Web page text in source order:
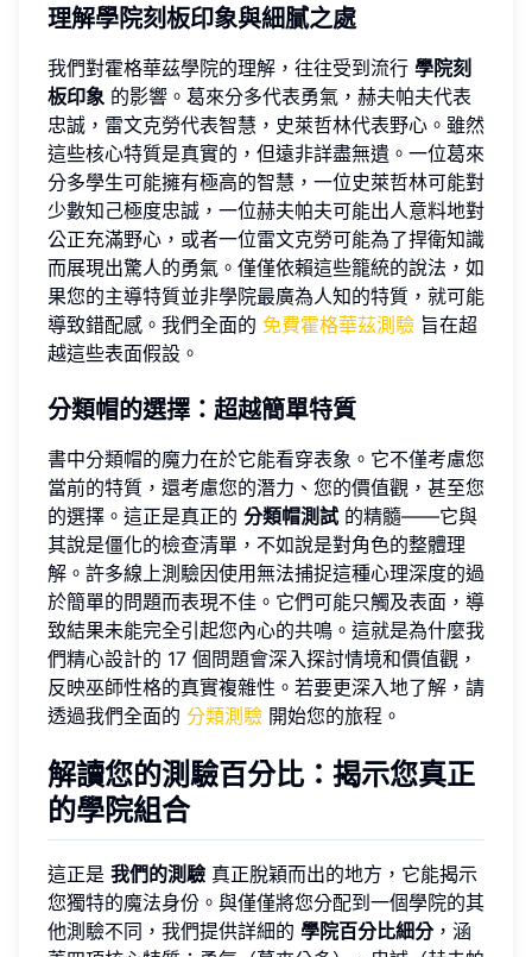
理解學院刻板印象與細膩之處
我們對霍格華茲學院的理解，往往受到流行 學院刻
板印象 的影響。葛來分多代表勇氣，赫夫帕夫代表
忠誠，雷文克勞代表智慧，史萊哲林代表野心。雖然
這些核心特質是真實的，但遠非詳盡無遺。一位葛來
分多學生可能擁有極高的智慧，一位史萊哲林可能對
少數知己極度忠誠，一位赫夫帕夫可能出人意料地對
公正充滿野心，或者一位雷文克勞可能為了捍衛知識
而展現出驚人的勇氣。僅僅依賴這些籠統的說法，如
果您的主導特質並非學院最廣為人知的特質，就可能
導致錯配感。我們全面的 免費霍格華茲測驗 旨在超
越這些表面假設。
分類帽的選擇：超越簡單特質
書中分類帽的魔力在於它能看穿表象。它不僅考慮您
當前的特質，還考慮您的潛力、您的價值觀，甚至您
的選擇。這正是真正的 分類帽測試的精髓——它與
其說是僵化的檢查清單，不如說是對角色的整體理
解。許多線上測驗因使用無法捕捉這種心理深度的過
於簡單的問題而表現不佳。它們可能只觸及表面，導
致結果未能完全引起您內心的共鳴。這就是為什麼我
們精心設計的 17 個問題會深入探討情境和價值觀，
反映巫師性格的真實複雜性。若要更深入地了解，請
透過我們全面的 分類測驗 開始您的旅程。
解讀您的測驗百分比：揭示您真正
的學院組合
這正是 我們的測驗 真正脫穎而出的地方，它能揭示
您獨特的魔法身份。與僅僅將您分配到一個學院的其
他測驗不同，我們提供詳細的 學院百分比細分，涵